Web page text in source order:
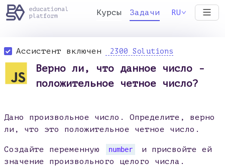
Курсы Задачи RU
Ассистент включен 2300 Solutions
Верно ли, что данное число -
положительное четное число?
Дано произвольное число. Определите, верно
ли, что это положительное четное число.
Создайте переменную number
и присвойте ей
значение произвольного целого числа.